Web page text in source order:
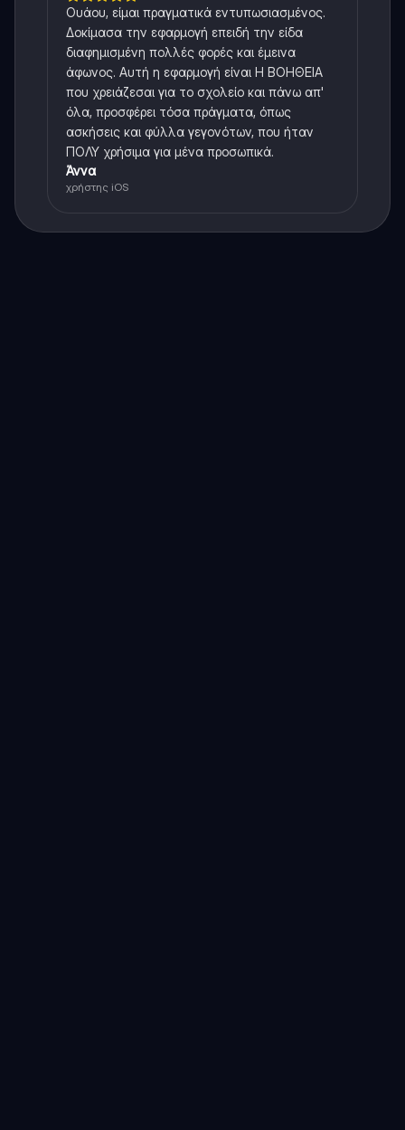
Ουάου, είμαι πραγματικά εντυπωσιασμένος.
Δοκίμασα την εφαρμογή επειδή την είδα
διαφημισμένη πολλές φορές και έμεινα
άφωνος. Αυτή η εφαρμογή είναι Η ΒΟΗΘΕΙΑ
που χρειάζεσαι για το σχολείο και πάνω απ'
όλα, προσφέρει τόσα πράγματα, όπως
ασκήσεις και φύλλα γεγονότων, που ήταν
ΠΟΛΥ χρήσιμα για μένα προσωπικά.
Άννα
χρήστης iOS